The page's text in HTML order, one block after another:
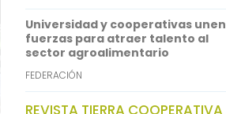
Universidad y cooperativas unen
fuerzas para atraer talento al
sector agroalimentario
FEDERACIÓN
REVISTA TIERRA COOPERATIVA